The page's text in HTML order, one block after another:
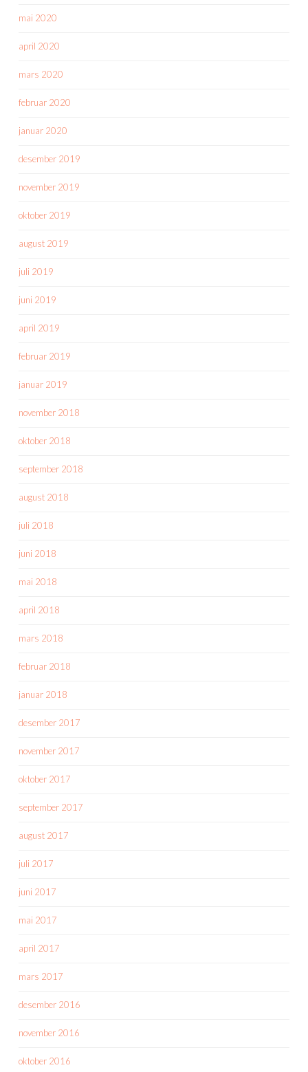
mai 2020
april 2020
mars 2020
februar 2020
januar 2020
desember 2019
november 2019
oktober 2019
august 2019
juli 2019
juni 2019
april 2019
februar 2019
januar 2019
november 2018
oktober 2018
september 2018
august 2018
juli 2018
juni 2018
mai 2018
april 2018
mars 2018
februar 2018
januar 2018
desember 2017
november 2017
oktober 2017
september 2017
august 2017
juli 2017
juni 2017
mai 2017
april 2017
mars 2017
desember 2016
november 2016
oktober 2016